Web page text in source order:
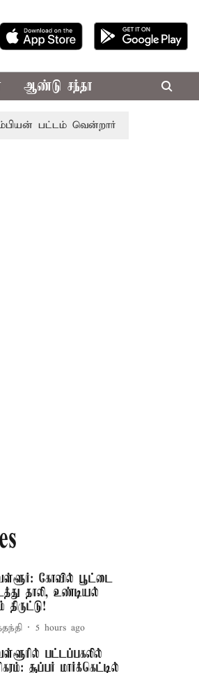
ஆண்டு சந்தா
பட்டம் வென்றார் சென்னையின்
கோவில் பூட்டை
தாலி, உண்டியல்
5 hours ago
பட்டப்பகலில்
சூப்பர் மார்க்கெட்டில்